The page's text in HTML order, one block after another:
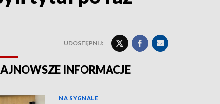
UDOSTĘPNIJ:
INFORMACJE
NA SYGNALE